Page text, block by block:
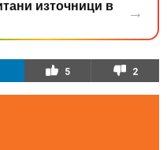
източници в
→
5 2